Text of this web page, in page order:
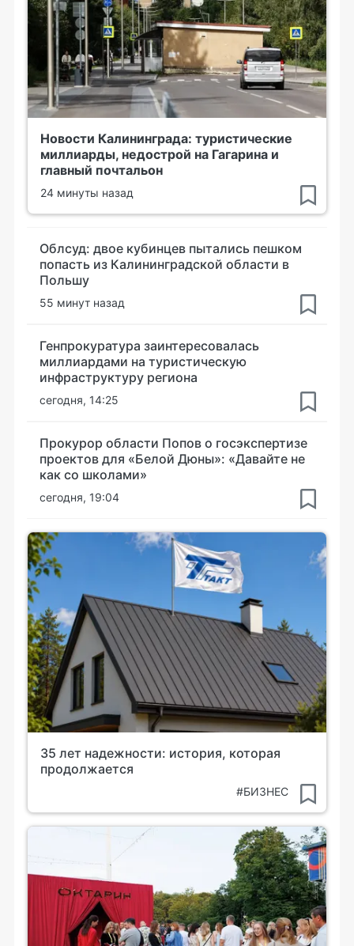
Новости Калининграда: туристические
миллиарды, недострой на Гагарина и
главный почтальон
24 минуты назад
Облсуд: двое кубинцев пытались пешком
попасть из Калининградской области в
Польшу
55 минут назад
Генпрокуратура заинтересовалась
миллиардами на туристическую
инфраструктуру региона
сегодня, 14:25
Прокурор области Попов о госэкспертизе
проектов для «Белой Дюны»: «Давайте не
как со школами»
сегодня, 19:04
35 лет надежности: история, которая
продолжается
#БИЗНЕС